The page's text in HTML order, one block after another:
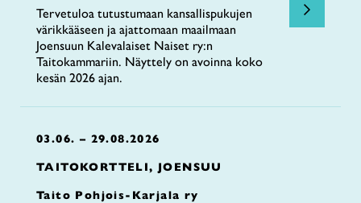
Tervetuloa tutustumaan kansallispukujen
värikkääseen ja ajattomaan maailmaan
Joensuun Kalevalaiset Naiset ry:n
Taitokammariin. Näyttely on avoinna koko
kesän 2026 ajan.
03.06. – 29.08.2026
TAITOKORTTELI, JOENSUU
Taito Pohjois-Karjala ry